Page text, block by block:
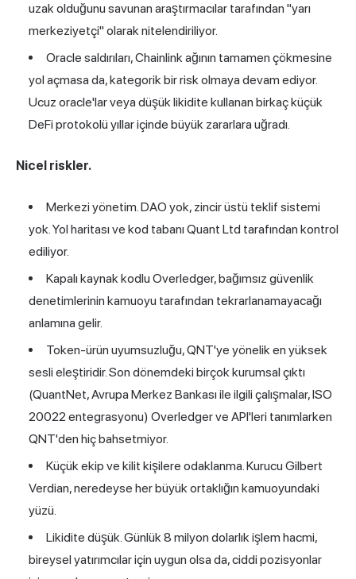
uzak olduğunu savunan araştırmacılar tarafından "yarı
merkeziyetçi" olarak nitelendiriliyor.
Oracle saldırıları, Chainlink ağının tamamen çökmesine
yol açmasa da, kategorik bir risk olmaya devam ediyor.
Ucuz oracle'lar veya düşük likidite kullanan birkaç küçük
DeFi protokolü yıllar içinde büyük zararlara uğradı.
Nicel riskler.
Merkezi yönetim. DAO yok, zincir üstü teklif sistemi
yok. Yol haritası ve kod tabanı Quant Ltd tarafından kontrol
ediliyor.
Kapalı kaynak kodlu Overledger, bağımsız güvenlik
denetimlerinin kamuoyu tarafından tekrarlanamayacağı
anlamına gelir.
Token-ürün uyumsuzluğu, QNT'ye yönelik en yüksek
sesli eleştiridir. Son dönemdeki birçok kurumsal çıktı
(QuantNet, Avrupa Merkez Bankası ile ilgili çalışmalar, ISO
20022 entegrasyonu) Overledger ve API'leri tanımlarken
QNT'den hiç bahsetmiyor.
Küçük ekip ve kilit kişilere odaklanma. Kurucu Gilbert
Verdian, neredeyse her büyük ortaklığın kamuoyundaki
yüzü.
Likidite düşük. Günlük 8 milyon dolarlık işlem hacmi,
bireysel yatırımcılar için uygun olsa da, ciddi pozisyonlar